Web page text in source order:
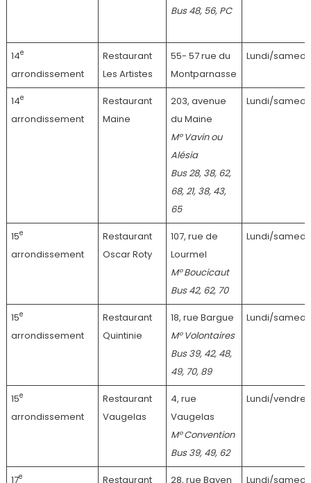
Bus 48, 56, PC
14e
arrondissement
Restaurant
Les Artistes
55- 57 rue du
Montparnasse
Lundi/samedi
14e
arrondissement
Restaurant
Maine
203, avenue
du Maine
M° Vavin ou
Alésia
Bus 28, 38, 62,
68, 21, 38, 43,
65
Lundi/samedi
15e
arrondissement
Restaurant
Oscar Roty
107, rue de
Lourmel
M° Boucicaut
Bus 42, 62, 70
Lundi/samedi
15e
arrondissement
Restaurant
Quintinie
18, rue Bargue
M° Volontaires
Bus 39, 42, 48,
49, 70, 89
Lundi/samedi
15e
arrondissement
Restaurant
Vaugelas
4, rue
Vaugelas
M° Convention
Bus 39, 49, 62
Lundi/
17e Restaurant 28, rue Bayen Lundi/samedi